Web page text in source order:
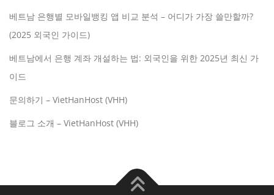
베트남 은행별 모바일뱅킹 앱 비교 분석 – 어디가 가장 쓸만할까?
(2025 외국인 가이드)
베트남에서 은행 계좌 개설하는 법: 외국인을 위한 2025년 최신 가
이드
문의하기 – VietHanHost (VHH)
블로그 소개 – VietHanHost (VHH)